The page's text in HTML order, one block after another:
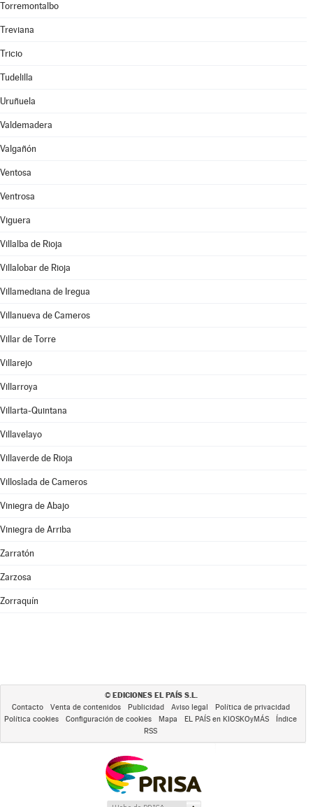
Torremontalbo
Treviana
Tricio
Tudelilla
Uruñuela
Valdemadera
Valgañón
Ventosa
Ventrosa
Viguera
Villalba de Rioja
Villalobar de Rioja
Villamediana de Iregua
Villanueva de Cameros
Villar de Torre
Villarejo
Villarroya
Villarta-Quintana
Villavelayo
Villaverde de Rioja
Villoslada de Cameros
Viniegra de Abajo
Viniegra de Arriba
Zarratón
Zarzosa
Zorraquín
© EDICIONES EL PAÍS S.L.
Contacto Venta de contenidos Publicidad Aviso legal
Política de privacidad
Política cookies
Configuración de cookies Mapa EL PAÍS en KIOSKOyMÁS
Índice
RSS